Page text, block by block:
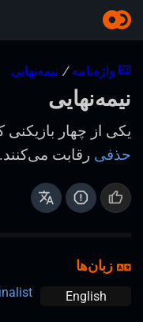
واژه‌نامه / نیمه‌نهایی
نیمه‌نهایی
یکی از چهار بازیکنی
حذفی رقابت می‌کنند.
زبان‌ها
English